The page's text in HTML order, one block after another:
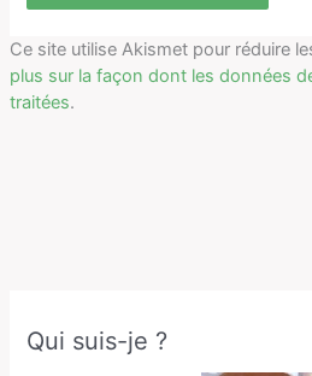
Ce site utilise Akismet pour réduire
plus sur la façon dont les données
traitées.
Qui suis-je ?